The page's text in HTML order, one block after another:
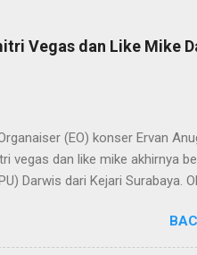
Vegas dan Like Mike
(EO) konser Ervan
vegas dan like mike akhirnya
Darwis dari Kejari Surabaya.
majelis hakim berpendapat
dianggap bukan